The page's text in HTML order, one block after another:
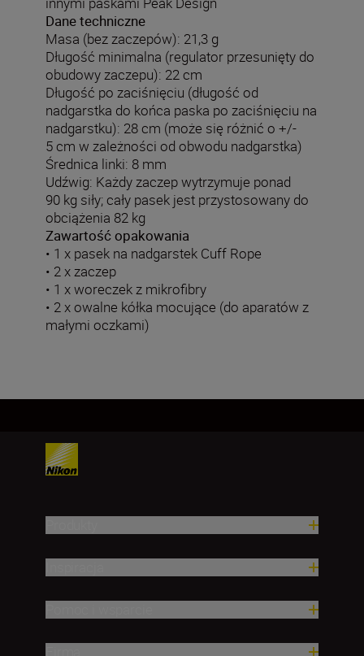
Dane techniczne
Masa (bez zaczepów): 21,3 g
Długość minimalna (regulator przesunięty do
obudowy zaczepu): 22 cm
Długość po zaciśnięciu (długość od
nadgarstka do końca paska po zaciśnięciu na
nadgarstku): 28 cm (może się różnić o +/-
5 cm w zależności od obwodu nadgarstka)
Średnica linki: 8 mm
Udźwig: Każdy zaczep wytrzymuje ponad
90 kg siły; cały pasek jest przystosowany do
obciążenia 82 kg
Zawartość opakowania
• 1 x pasek na nadgarstek Cuff Rope
• 2 x zaczep
• 1 x woreczek z mikrofibry
• 2 x owalne kółka mocujące (do aparatów z
małymi oczkami)